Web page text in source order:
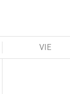
VIE